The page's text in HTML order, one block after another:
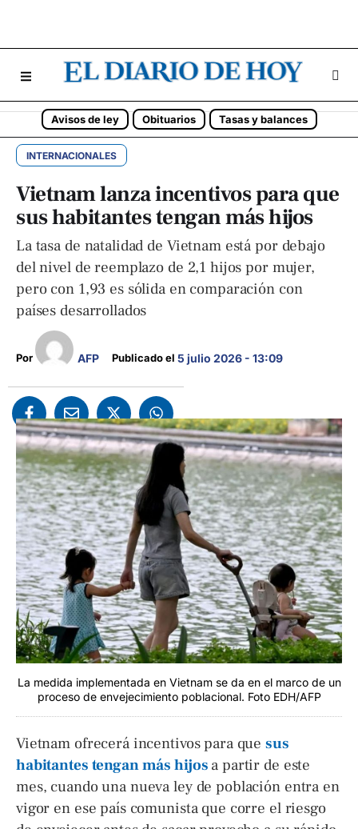
Avisos de ley Obituarios Tasas y balances
INTERNACIONALES
Vietnam lanza incentivos para que
sus habitantes tengan más hijos
La tasa de natalidad de Vietnam está por debajo
del nivel de reemplazo de 2,1 hijos por mujer,
pero con 1,93 es sólida en comparación con
países desarrollados
Por AFP Publicado el 5 julio 2026 - 13:09
La medida implementada en Vietnam se da en el marco de un
proceso de envejecimiento poblacional. Foto EDH/AFP
Vietnam ofrecerá incentivos para quesus
habitantes tengan más hijos a partir de este
mes, cuando una nueva ley de población entra en
vigor en ese país comunista que corre el riesgo